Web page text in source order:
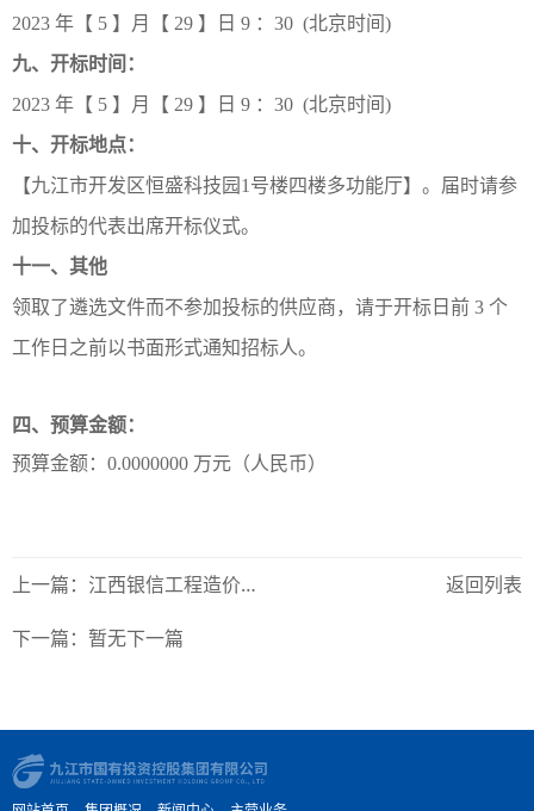
2023 年【 5 】月【 29 】日 9 ：30 (北京时间)
九、开标时间：
2023 年【 5 】月【 29 】日 9 ：30 (北京时间)
十、开标地点：
【九江市开发区恒盛科技园1号楼四楼多功能厅】。届时请参
加投标的代表出席开标仪式。
十一、其他
领取了遴选文件而不参加投标的供应商，请于开标日前 3 个
工作日之前以书面形式通知招标人。
四、预算金额：
预算金额：0.0000000 万元（人民币）
上一篇：江西银信工程造价咨询有限公司关于九江市国有投资控股集团有限公司2023-2024年债券承销团选聘项目（项目编号：JXYX2023-JJ-JC010）变更公告
下一篇：暂无下一篇
返回列表